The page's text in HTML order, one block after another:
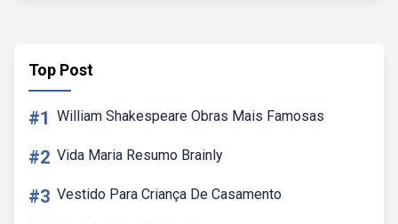
Top Post
#1 William Shakespeare Obras Mais Famosas
#2 Vida Maria Resumo Brainly
#3 Vestido Para Criança De Casamento